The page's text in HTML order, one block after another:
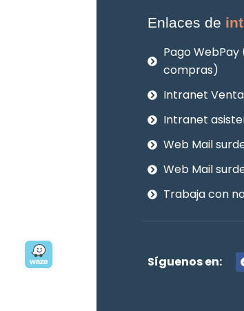
Enlaces de
Pago
compras)
Intranet
Intranet
Web Mail
Web Mail
Trabaja con
Síguenos en: